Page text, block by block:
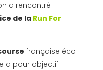
a rencontré
de la Run For
française éco-
a pour objectif